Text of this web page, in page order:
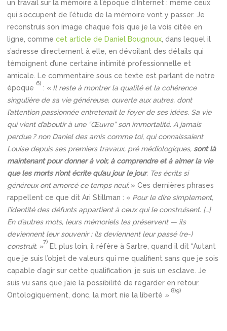
un travail sur la mémoire à l’époque d’Internet : même ceux
qui s’occupent de l’étude de la mémoire vont y passer. Je
reconstruis son image chaque fois que je la vois citée en
ligne, comme cet article de Daniel Bougnoux , dans lequel il
s’adresse directement à elle, en dévoilant des détails qui
témoignent d’une certaine intimité professionnelle et
amicale. Le commentaire sous ce texte est parlant de notre
époque
6)
: « Il reste à montrer la qualité et la cohérence
singulière de sa vie généreuse, ouverte aux autres, dont
l’attention passionnée entretenait le foyer de ses idées. Sa vie
qui vient d’aboutir à une “Œuvre” son immortalité. A jamais
perdue ? non Daniel des amis comme toi, qui connaissaient
Louise depuis ses premiers travaux, pré médiologiques, sont là
maintenant pour donner à voir, à comprendre et à aimer la vie
que les morts n’ont écrite qu’au jour le jour. Tes écrits si
généreux ont amorcé ce temps neuf.» Ces dernières phrases
rappellent ce que dit Ari Stillman : « Pour le dire simplement,
l’identité des défunts appartient à ceux qui le construisent. […]
En d’autres mots, leurs mémoriels les préservent — ils
deviennent leur souvenir : ils deviennent leur passé (re-)
construit. »
7)
Et plus loin, il réfère à Sartre, quand il dit “Autant
que je suis l’objet de valeurs qui me qualifient sans que je sois
capable d’agir sur cette qualification, je suis un esclave. Je
suis vu sans que j’aie la possibilité de regarder en retour.
Ontologiquement, donc, la mort nie la liberté »
8)9)